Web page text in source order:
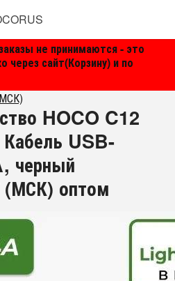
не принимаются - это
сайт(Корзину) и по
HOCO C12
USB-
черный
оптом